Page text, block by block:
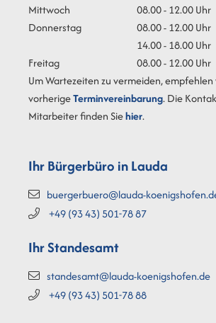
Mittwoch
08.00 - 12.00 Uhr
Donnerstag
08.00 - 12.00 Uhr
14.00 - 18.00 Uhr
Freitag
08.00 - 12.00 Uhr
Um Wartezeiten zu vermeiden,
vorherigeTerminvereinbarung. Die
Mitarbeiter finden Siehier.
Ihr Bürgerbüro in Lauda
buergerbuero@lauda-
+49 (9343) 501-7887
Ihr Standesamt
standesamt@lauda-koenigshofen.de
+49 (9343) 501-7888